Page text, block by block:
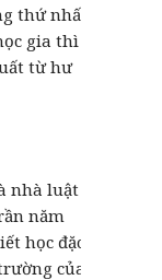
thứ nhất
gia thì
từ hư
nhà luật
năm
học đặc
của